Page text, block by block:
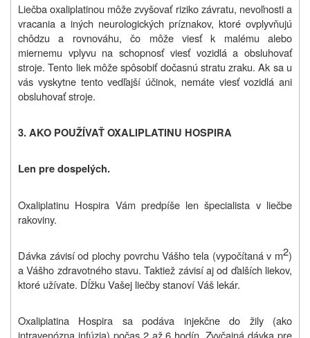
Liečba oxaliplatinou môže zvyšovať riziko závratu, nevoľnosti a
vracania a iných neurologických príznakov, ktoré ovplyvňujú
chôdzu a rovnováhu, čo môže viesť k malému alebo
miernemu vplyvu na schopnosť viesť vozidlá a obsluhovať
stroje. Tento liek môže spôsobiť dočasnú stratu zraku. Ak sa u
vás vyskytne tento vedľajší účinok, nemáte viesť vozidlá ani
obsluhovať stroje.
3. AKO POUŽÍVAŤOXALIPLATINU HOSPIRA
Len pre dospelých.
Oxaliplatinu Hospira Vám predpíše len špecialista v liečbe
rakoviny.
Dávka závisí od plochy povrchu Vášho tela (vypočítaná v m2)
a Vášho zdravotného stavu. Taktiež závisí aj od ďalších liekov,
ktoré užívate. Dĺžku Vašej liečby stanoví Váš lekár.
Oxaliplatina Hospira sa podáva injekčne do žily (ako
intravenózna infúzia) počas 2 až 6 hodín. Zvyčajná dávka pre